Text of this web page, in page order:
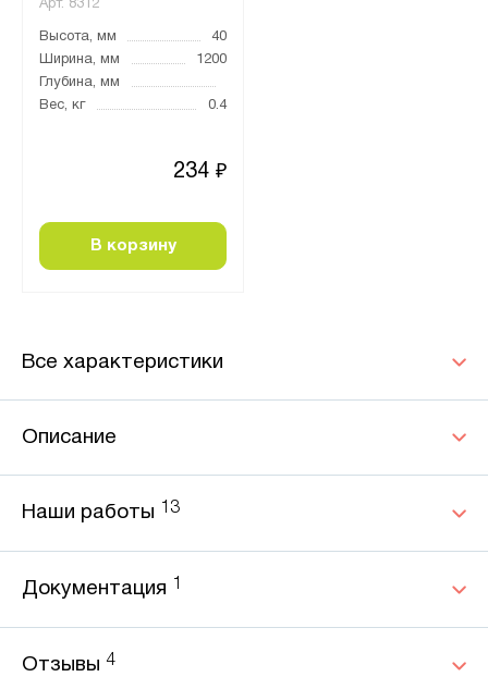
Арт. 8312
Высота, мм
40
Ширина, мм
1200
Глубина, мм
Вес, кг
0.4
234 ₽
В корзину
Все характеристики
Описание
Наши работы 13
Документация
Отзывы 4